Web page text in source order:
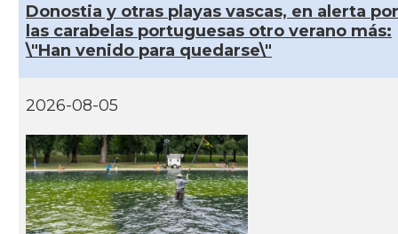
Donostia y otras playas vascas, en alerta por
las carabelas portuguesas otro verano más:
\"Han venido para quedarse\"
2026-08-05